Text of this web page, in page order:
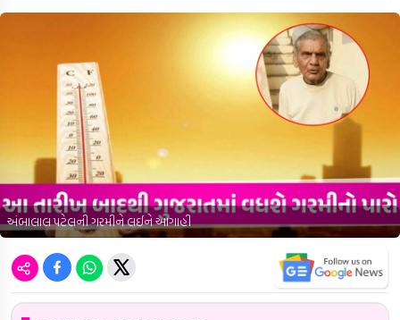
અંબાલાલ પટેલની ગરમીને લઈને આગાહી